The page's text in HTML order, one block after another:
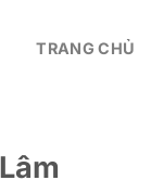
TRANG CHỦ